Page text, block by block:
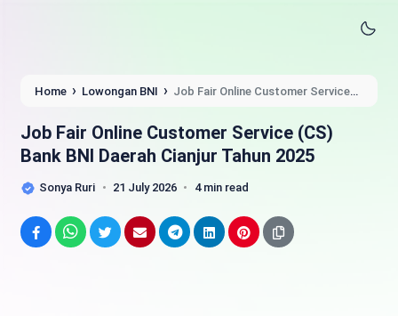
Home › Lowongan BNI › Job Fair Online Customer Service
Job Fair Online Customer Service (CS)
Bank BNI Daerah Cianjur Tahun 2025
Sonya Ruri 21 July 2026 4 min read